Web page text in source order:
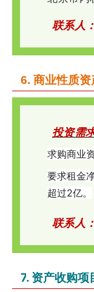
联系人：
6. 商业性质资
投资需
求购商业
要求租金
超过2亿。
联系人：
7. 资产收购项